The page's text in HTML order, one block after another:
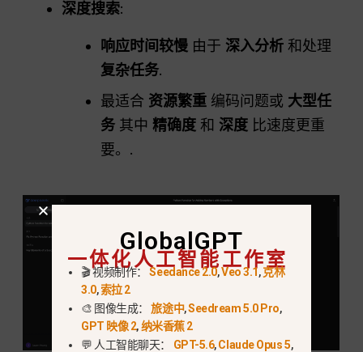
深度搜索:
响应时间较慢 由于 深入分析 和处理
复杂任务.
最适合 资源繁重 编码问题或 大型任
务 其中精确度 和 深度 比速度更重
要。.
GlobalGPT
一体化人工智能工作室
🎬 视频制作：Seedance 2.0,Veo 3.1,克林
3.0,索拉 2
🎨 图像生成：旅途中,Seedream 5.0 Pro,
GPT 映像 2,纳米香蕉 2
💬 人工智能聊天： GPT-5.6,Claude Opus 5,